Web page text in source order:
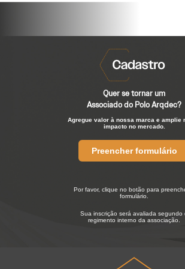
Quer se tornar um
Associado do Polo Arqdec?
Agregue valor à nossa marca e amplie
impacto no mercado.
Preencher formulário
Por favor, clique no botão para
formulário.
Sua inscrição será avaliada segundo
regimento interno da associação.